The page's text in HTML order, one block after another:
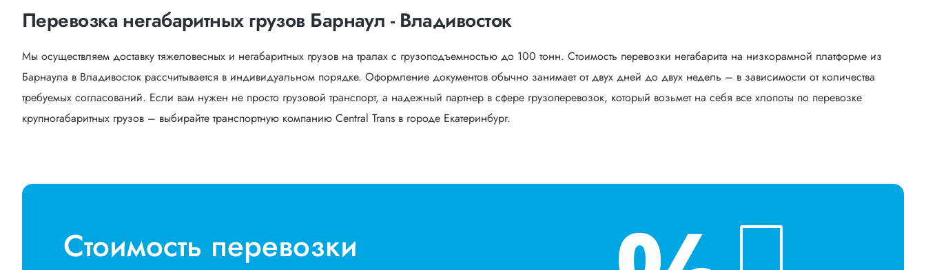
Перевозка негабаритных грузов Барнаул - Владивосток
Мы осуществляем доставку тяжеловесных и негабаритных грузов на тралах с грузоподъемностью до 100 тонн. Стоимость перевозки негабарита на низкорамной платформе из
Барнаула в Владивосток рассчитывается в индивидуальном порядке. Оформление документов обычно занимает от двух дней до двух недель – в зависимости от количества
требуемых согласований. Если вам нужен не просто грузовой транспорт, а надежный партнер в сфере грузоперевозок, который возьмет на себя все хлопоты по перевозке
крупногабаритных грузов – выбирайте транспортную компанию Central Trans в городе Екатеринбург.
Стоимость перевозки